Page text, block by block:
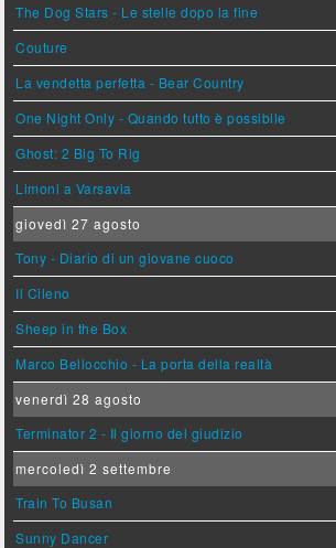
The Dog Stars - Le stelle dopo la fine
Couture
La vendetta perfetta - Bear Country
One Night Only - Quando tutto è possibile
Ghost: 2 Big To Rig
Limoni a Varsavia
giovedì 27 agosto
Tony - Diario di un giovane cuoco
Il Cileno
Sheep in the Box
Marco Bellocchio - La porta della realtà
venerdì 28 agosto
Terminator 2 - Il giorno del giudizio
mercoledì 2 settembre
Train To Busan
Sunny Dancer